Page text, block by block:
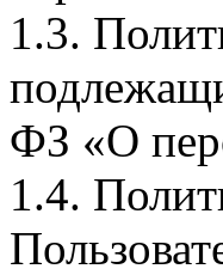
1.3.
ФЗ «О
1.4.